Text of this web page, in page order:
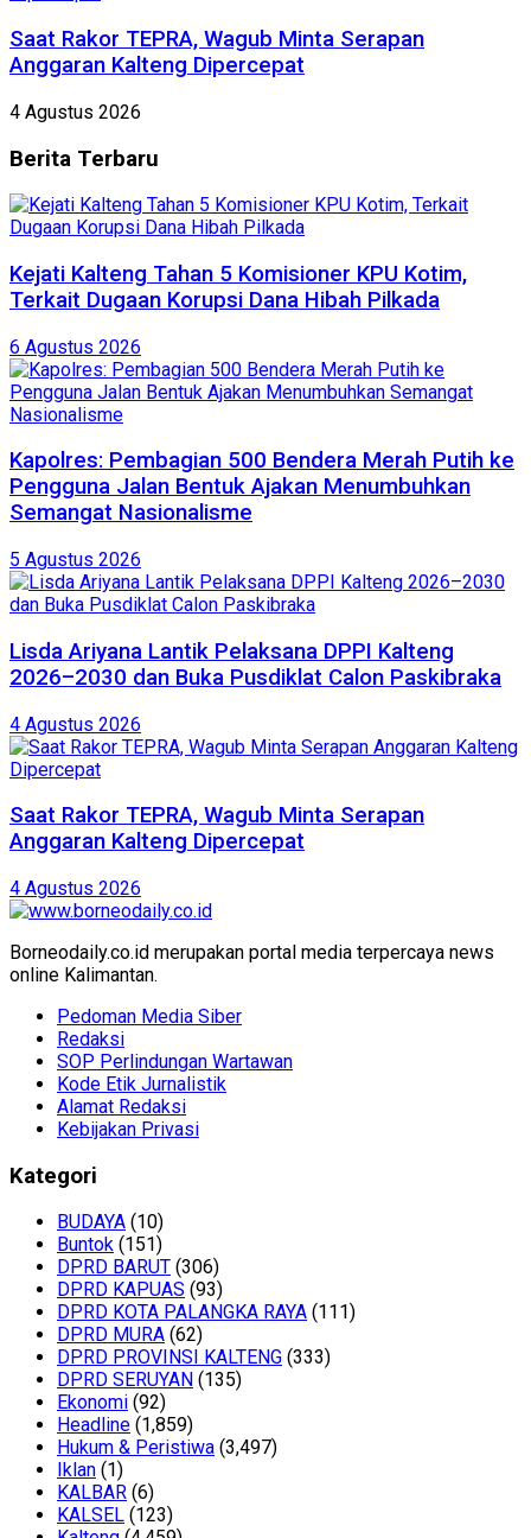
Saat Rakor TEPRA, Wagub Minta Serapan
Anggaran Kalteng Dipercepat
4 Agustus 2026
Berita Terbaru
Kejati Kalteng Tahan 5 Komisioner KPU Kotim,
Terkait Dugaan Korupsi Dana Hibah Pilkada
6 Agustus 2026
Kapolres: Pembagian 500 Bendera Merah Putih ke
Pengguna Jalan Bentuk Ajakan Menumbuhkan
Semangat Nasionalisme
5 Agustus 2026
Lisda Ariyana Lantik Pelaksana DPPI Kalteng
2026–2030 dan Buka Pusdiklat Calon Paskibraka
4 Agustus 2026
Saat Rakor TEPRA, Wagub Minta Serapan
Anggaran Kalteng Dipercepat
4 Agustus 2026
Borneodaily.co.id merupakan portal media terpercaya news
online Kalimantan.
Pedoman Media Siber
Redaksi
SOP Perlindungan Wartawan
Kode Etik Jurnalistik
Alamat Redaksi
Kebijakan Privasi
Kategori
BUDAYA (10)
Buntok (151)
DPRD BARUT (306)
DPRD KAPUAS (93)
DPRD KOTA PALANGKA RAYA (111)
DPRD MURA (62)
DPRD PROVINSI KALTENG (333)
DPRD SERUYAN (135)
Ekonomi (92)
Headline (1,859)
Hukum & Peristiwa (3,497)
Iklan (1)
KALBAR (6)
KALSEL (123)